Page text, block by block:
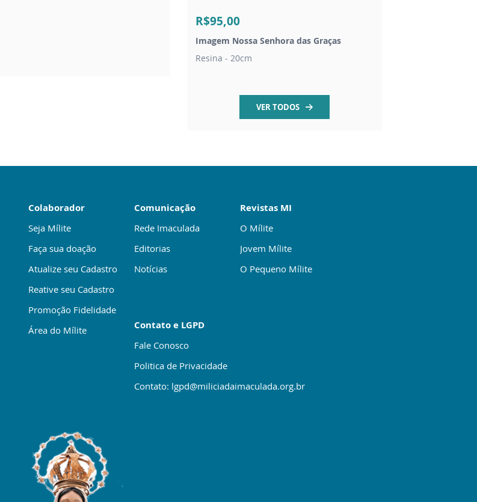
R$95,00
Imagem Nossa Senhora das Graças
Resina - 20cm
VER TODOS
Colaborador
Seja Mílite
Faça sua doação
Atualize seu Cadastro
Reative seu Cadastro
Promoção Fidelidade
Área do Mílite
Comunicação
Rede Imaculada
Editorias
Notícias
Revistas MI
O Mílite
Jovem Mílite
O Pequeno Mílite
Contato e LGPD
Fale Conosco
Politica de Privacidade
Contato: lgpd@miliciadaimaculada.org.br